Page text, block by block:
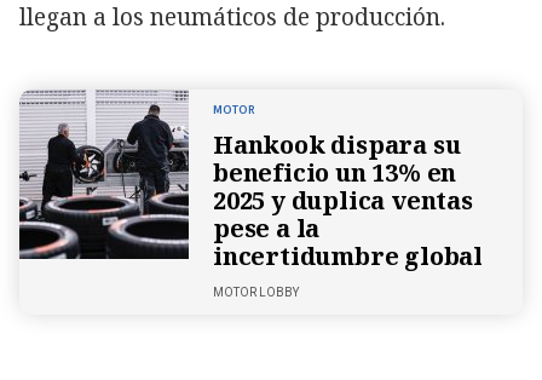
llegan a los neumáticos de producción.
MOTOR
Hankook dispara su
beneficio un 13% en
2025 y duplica ventas
pese a la
incertidumbre global
MOTOR LOBBY